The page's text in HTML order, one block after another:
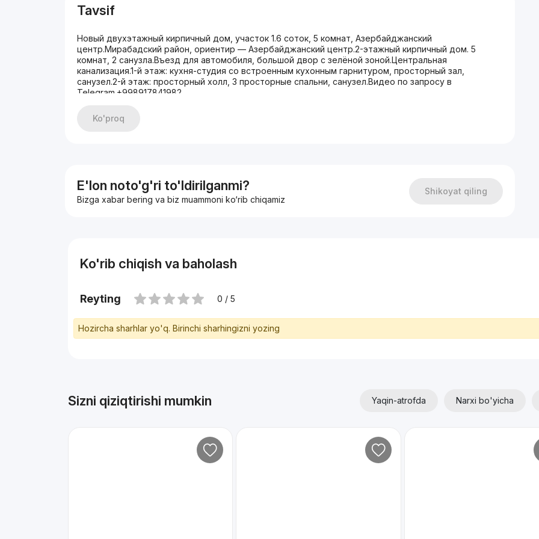
Tavsif
Новый двухэтажный кирпичный дом, участок 1.6 соток, 5 комнат, Азербайджанский
центр.Мирабадский район, ориентир — Азербайджанский центр.2-этажный кирпичный дом. 5
комнат, 2 санузла.Въезд для автомобиля, большой двор с зелёной зоной.Центральная
канализация.1-й этаж: кухня-студия со встроенным кухонным гарнитуром, просторный зал,
санузел.2-й этаж: просторный холл, 3 просторные спальни, санузел.Видео по запросу в
Telegram.+998917841982
Ko'proq
E'lon noto'g'ri to'ldirilganmi?
Bizga xabar bering va biz muammoni ko‘rib chiqamiz
Shikoyat qiling
Ko'rib chiqish va baholash
Reyting 0 / 5
Hozircha sharhlar yo'q. Birinchi sharhingizni yozing
Sizni qiziqtirishi mumkin Yaqin-atrofda Narxi bo'yicha